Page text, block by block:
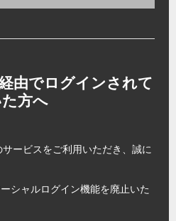
由でログインされて
方へ
ービスをご利用いただき、誠に
シャルログイン機能を廃止いた